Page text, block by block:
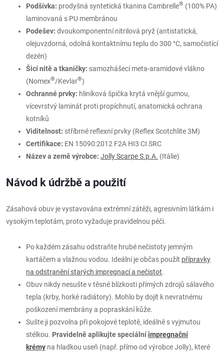
Podšívka: prodyšná syntetická tkanina Cambrelle® (100% PA)
laminovaná s PU membránou
Podešev: dvoukomponentní nitrilová pryž (antistatická,
olejuvzdorná, odolná kontaktnímu teplu do 300 °C, samočistící
dezén)
Šicí nitě a tkaničky: samozhášecí meta-aramidové vlákno
(Nomex®/Kevlar®)
Ochranné prvky: hliníková špička krytá vnější gumou,
vícevrstvý laminát proti propíchnutí, anatomická ochrana
kotníků
Viditelnost: stříbrné reflexní prvky (Reflex Scotchlite 3M)
Certifikace: EN 15090:2012 F2A HI3 CI SRC
Název a země výrobce: Jolly Scarpe S.p.A. (Itálie)
Návod k údržbě a použití
Zásahová obuv je vystavována extrémní zátěži, agresivním látkám i
vysokým teplotám, proto vyžaduje pravidelnou péči.
Po každém zásahu odstraňte hrubé nečistoty jemným
kartáčem a vlažnou vodou. Ideální je občas použít přípravky
na odstranění starých impregnací a nečistot.
Obuv nikdy nesušte v těsné blízkosti přímých zdrojů sálavého
tepla (krby, horké radiátory). Mohlo by dojít k nevratnému
poškození membrány a popraskání kůže.
Sušte ji pozvolna při pokojové teplotě, ideálně s vyjmutou
stélkou. Pravidelně aplikujte speciálníimpregnační
krémy na hladkou useň (např. přímo od výrobce Jolly), které